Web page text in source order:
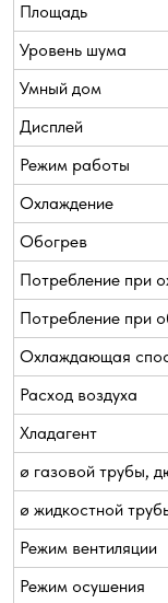
Площадь
Уровень шума
Умный дом
Дисплей
Режим работы
Охлаждение
Обогрев
Потребление при
Потребление при
Охлаждающая
Расход воздуха
Хладагент
ø газовой трубы,
ø жидкостной
Режим вентиляции
Режим осушения